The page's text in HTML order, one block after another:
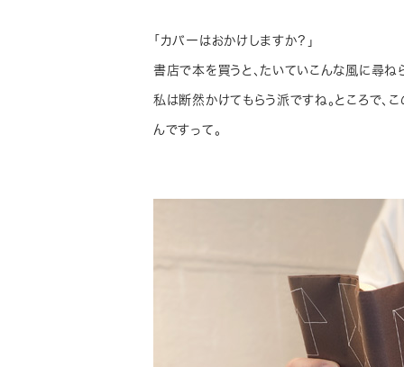
「カバーはおかけしますか？」
書店で本を買うと、たいていこんな風に尋ね
私は断然かけてもらう派ですね。ところで、
んですって。